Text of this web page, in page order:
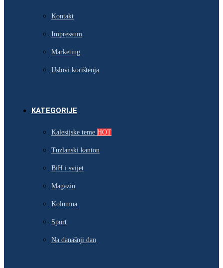
Kontakt
Impressum
Marketing
Uslovi korištenja
KATEGORIJE
Kalesijske teme HOT
Tuzlanski kanton
BiH i svijet
Magazin
Kolumna
Sport
Na današnji dan